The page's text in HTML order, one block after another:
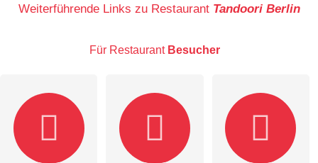
E-Mail-Adresse (wird nicht veröffentlicht)
Weiterführende Links zu Restaurant Tandoori Berlin
Für Restaurant Besucher